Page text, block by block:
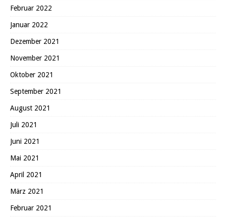
Februar 2022
Januar 2022
Dezember 2021
November 2021
Oktober 2021
September 2021
August 2021
Juli 2021
Juni 2021
Mai 2021
April 2021
März 2021
Februar 2021